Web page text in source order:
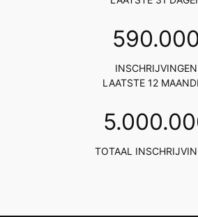
617.000
INSCHRIJVINGEN
LAATSTE 12
5
TOTAAL